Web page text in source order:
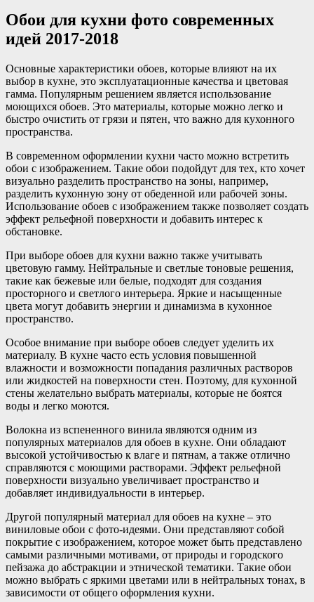
Обои для кухни фото современных
идей 2017-2018
Основные характеристики обоев, которые влияют на их
выбор в кухне, это эксплуатационные качества и цветовая
гамма. Популярным решением является использование
моющихся обоев. Это материалы, которые можно легко и
быстро очистить от грязи и пятен, что важно для кухонного
пространства.
В современном оформлении кухни часто можно встретить
обои с изображением. Такие обои подойдут для тех, кто хочет
визуально разделить пространство на зоны, например,
разделить кухонную зону от обеденной или рабочей зоны.
Использование обоев с изображением также позволяет создать
эффект рельефной поверхности и добавить интерес к
обстановке.
При выборе обоев для кухни важно также учитывать
цветовую гамму. Нейтральные и светлые тоновые решения,
такие как бежевые или белые, подходят для создания
просторного и светлого интерьера. Яркие и насыщенные
цвета могут добавить энергии и динамизма в кухонное
пространство.
Особое внимание при выборе обоев следует уделить их
материалу. В кухне часто есть условия повышенной
влажности и возможности попадания различных растворов
или жидкостей на поверхности стен. Поэтому, для кухонной
стены желательно выбрать материалы, которые не боятся
воды и легко моются.
Волокна из вспененного винила являются одним из
популярных материалов для обоев в кухне. Они обладают
высокой устойчивостью к влаге и пятнам, а также отлично
справляются с моющими растворами. Эффект рельефной
поверхности визуально увеличивает пространство и
добавляет индивидуальности в интерьер.
Другой популярный материал для обоев на кухне – это
виниловые обои с фото-идеями. Они представляют собой
покрытие с изображением, которое может быть представлено
самыми различными мотивами, от природы и городского
пейзажа до абстракции и этнической тематики. Такие обои
можно выбрать с яркими цветами или в нейтральных тонах, в
зависимости от общего оформления кухни.